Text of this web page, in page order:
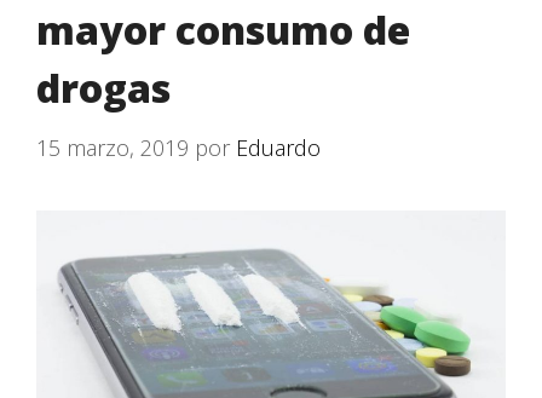
mayor consumo de
drogas
15 marzo, 2019 por Eduardo